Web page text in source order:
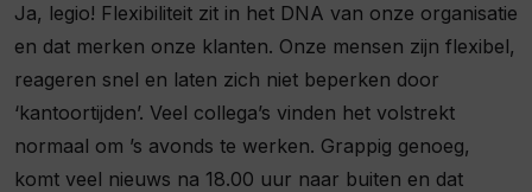
Ja, legio! Flexibiliteit zit in het DNA van onze organisatie
en dat merken onze klanten. Onze mensen zijn flexibel,
reageren snel en laten zich niet beperken door
‘kantoortijden’. Veel collega’s vinden het volstrekt
normaal om ’s avonds te werken. Grappig genoeg,
komt veel nieuws na 18.00 uur naar buiten en dat